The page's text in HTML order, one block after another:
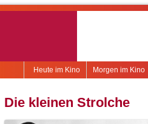
Morgen im Kino
Heute im Kino
Die kleinen Strolche